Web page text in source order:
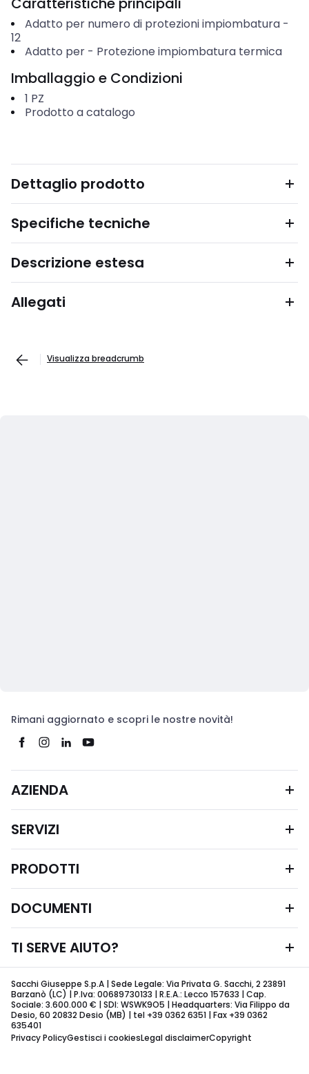
Adatto per numero di protezioni impiombatura-
12
Adatto per- Protezione impiombatura termica
Imballaggio e Condizioni
1 PZ
Prodotto a catalogo
Dettaglio prodotto
Specifiche tecniche
Descrizione estesa
Allegati
Visualizza breadcrumb
Rimani aggiornato e scopri le nostre novità!
AZIENDA
SERVIZI
PRODOTTI
DOCUMENTI
TI SERVE AIUTO?
Sacchi Giuseppe S.p.A | Sede Legale: Via Privata G. Sacchi, 2 23891
Barzanò (LC) | P.Iva: 00689730133 | R.E.A.: Lecco 157633 | Cap.
Sociale: 3.600.000 € | SDI: WSWK9O5 | Headquarters: Via Filippo da
Desio, 60 20832 Desio (MB) | tel +39 0362 6351 | Fax +39 0362
635401
Privacy PolicyGestisci i cookiesLegal disclaimerCopyright